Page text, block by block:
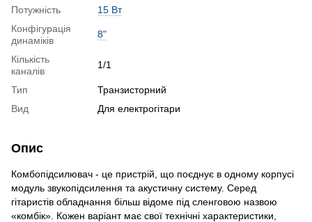
Потужність
15 Вт
Конфігурація
динаміків
8"
Кількість
каналів
1/1
Тип
Транзисторний
Вид
Для електрогітари
Опис
Комбопідсилювач - це пристрій, що поєднує в одному корпусі
модуль звукопідсилення та акустичну систему. Серед
гітаристів обладнання більш відоме під сленговою назвою
«комбік». Кожен варіант має свої технічні характеристики,